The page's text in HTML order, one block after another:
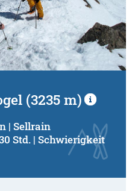
(3235 m)
| Sellrain
Std. | Schwierigkeit